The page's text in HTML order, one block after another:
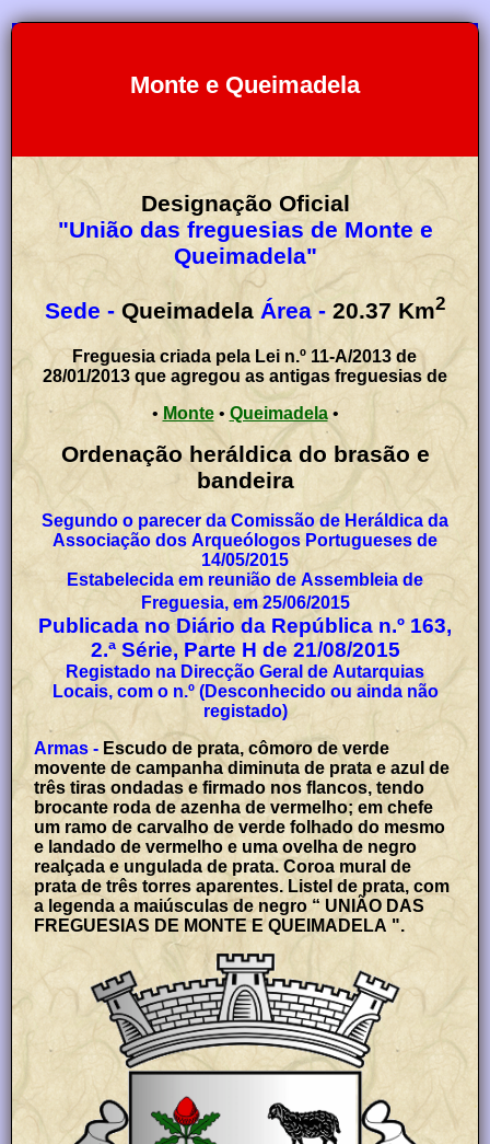
Monte e Queimadela
Designação Oficial
"União das freguesias de Monte e
Queimadela"
Sede - Queimadela Área - 20.37 Km2
Freguesia criada pela Lei n.º 11-A/2013 de
28/01/2013 que agregou as antigas freguesias de
•Monte• Queimadela•
Ordenação heráldica do brasão e
bandeira
Segundo o parecer da Comissão de Heráldica da
Associação dos Arqueólogos Portugueses de
14/05/2015
Estabelecida em reunião de Assembleia de
Freguesia, em 25/06/2015
Publicada no Diário da República n.º 163,
2.ª Série, Parte H de 21/08/2015
Registado na Direcção Geral de Autarquias
Locais, com o n.º (Desconhecido ou ainda não
registado)
Armas - Escudo de prata, cômoro de verde
movente de campanha diminuta de prata e azul de
três tiras ondadas e firmado nos flancos, tendo
brocante roda de azenha de vermelho; em chefe
um ramo de carvalho de verde folhado do mesmo
e landado de vermelho e uma ovelha de negro
realçada e ungulada de prata. Coroa mural de
prata de três torres aparentes. Listel de prata, com
a legenda a maiúsculas de negro “ UNIÃO DAS
FREGUESIAS DE MONTE E QUEIMADELA ".